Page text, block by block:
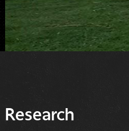
Research